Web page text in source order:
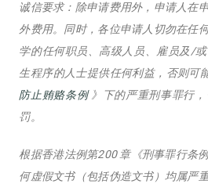
诚信要求：除申请费用外，申请人在
外费用。同时，各位申请人切勿在任
学的任何职员、高级人员、雇员及/
生程序的人士提供任何利益，否则可
防止贿赂条例》下的严重刑事罪行
罚。
根据香港法例第200 章《刑事罪行条
何虚假文书（包括伪造文书）均属严